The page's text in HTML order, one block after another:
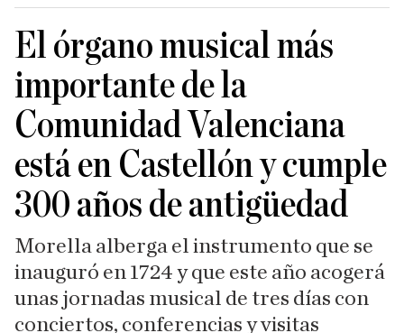
El órgano musical más
importante de la
Comunidad Valenciana
está en Castellón y cumple
300 años de antigüedad
Morella alberga el instrumento que se
inauguró en 1724 y que este año acogerá
unas jornadas musical de tres días con
conciertos, conferencias y visitas